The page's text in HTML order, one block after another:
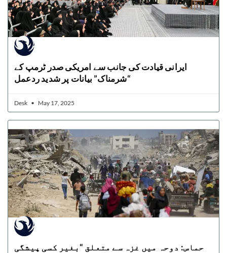
ایرانی قیادت کی جانب سے امریکی صدر ٹرمپ کے
“شرمناک” بیانات پر شدید ردعمل
Desk May 17, 2025
حماس: دوحہ میں غزہ سے متعلق “بغیر کسی پیشگی